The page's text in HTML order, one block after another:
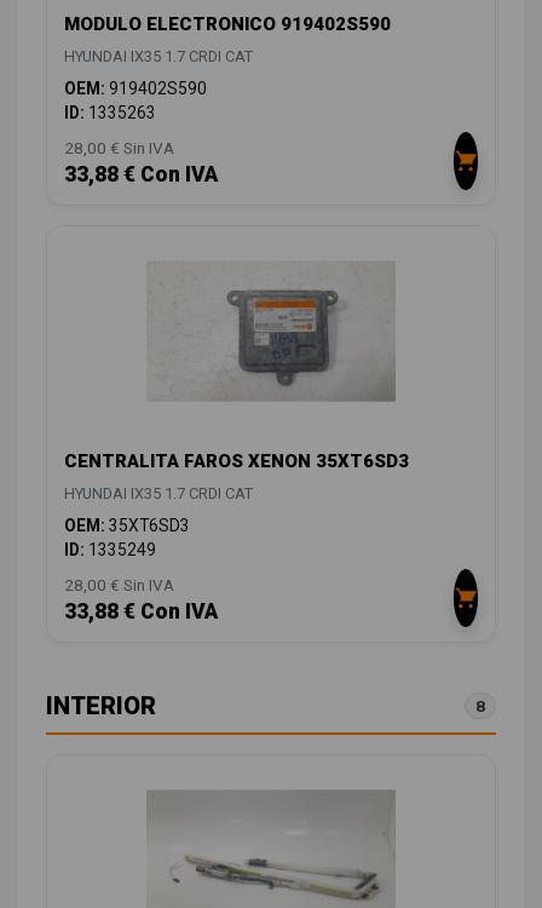
MODULO ELECTRONICO 919402S590
HYUNDAI IX35 1.7 CRDI CAT
OEM: 919402S590
ID: 1335263
28,00 € Sin IVA
33,88 € Con IVA
CENTRALITA FAROS XENON 35XT6SD3
HYUNDAI IX35 1.7 CRDI CAT
OEM: 35XT6SD3
ID: 1335249
28,00 € Sin IVA
33,88 € Con IVA
INTERIOR 8